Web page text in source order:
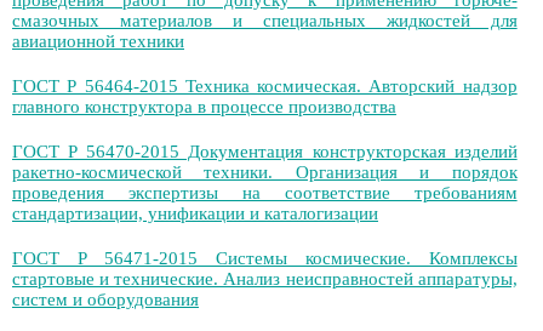
смазочных материалов и специальных жидкостей для
авиационной техники
ГОСТ Р 56464-2015 Техника космическая. Авторский надзор
главного конструктора в процессе производства
ГОСТ Р 56470-2015 Документация конструкторская изделий
ракетно-космической техники. Организация и порядок
проведения экспертизы на соответствие требованиям
стандартизации, унификации и каталогизации
ГОСТ Р 56471-2015 Системы космические. Комплексы
стартовые и технические. Анализ неисправностей аппаратуры,
систем и оборудования